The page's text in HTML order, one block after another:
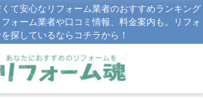
て安心なリフォーム業者のおすすめランキング
ォーム業者や口コミ情報、料金案内も。リフォ
探しているならコチラから！